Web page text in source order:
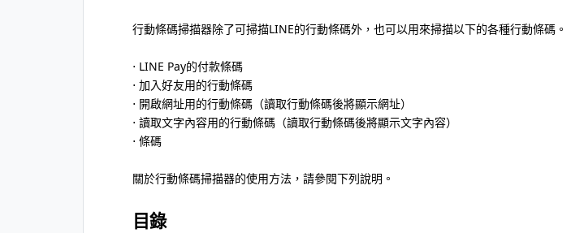
行動條碼掃描器除了可掃描LINE的行動條碼外，也可以用來掃描以下的各種行動條碼。
⋅ LINE Pay的付款條碼
⋅ 加入好友用的行動條碼
⋅ 開啟網址用的行動條碼（讀取行動條碼後將顯示網址）
⋅ 讀取文字內容用的行動條碼（讀取行動條碼後將顯示文字內容）
⋅ 條碼
關於行動條碼掃描器的使用方法，請參閱下列說明。
目錄